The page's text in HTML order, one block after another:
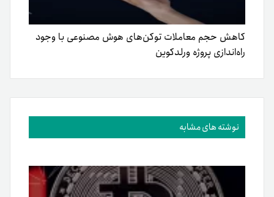
کاهش حجم معاملات توکن‌های هوش مصنوعی با وجود
راه‌اندازی پروژه ورلدکوین
نوشته های مشابه